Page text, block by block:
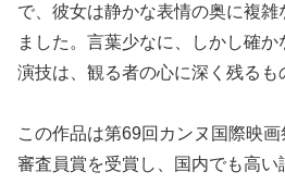
で、彼女は静かな表情の奥に複
ました。言葉少なに、しかし確
演技は、観る者の心に深く残るも
この作品は第69回カンヌ国際映
審査員賞を受賞し、国内でも高